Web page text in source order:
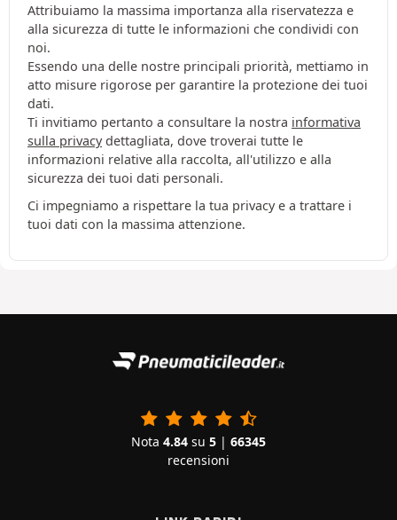
Attribuiamo la massima importanza alla riservatezza e
alla sicurezza di tutte le informazioni che condividi con
noi.
Essendo una delle nostre principali priorità, mettiamo in
atto misure rigorose per garantire la protezione dei tuoi
dati.
Ti invitiamo pertanto a consultare la nostra informativa
sulla privacydettagliata, dove troverai tutte le
informazioni relative alla raccolta, all'utilizzo e alla
sicurezza dei tuoi dati personali.
Ci impegniamo a rispettare la tua privacy e a trattare i
tuoi dati con la massima attenzione.
Nota 4.84 su 5 | 66345
recensioni